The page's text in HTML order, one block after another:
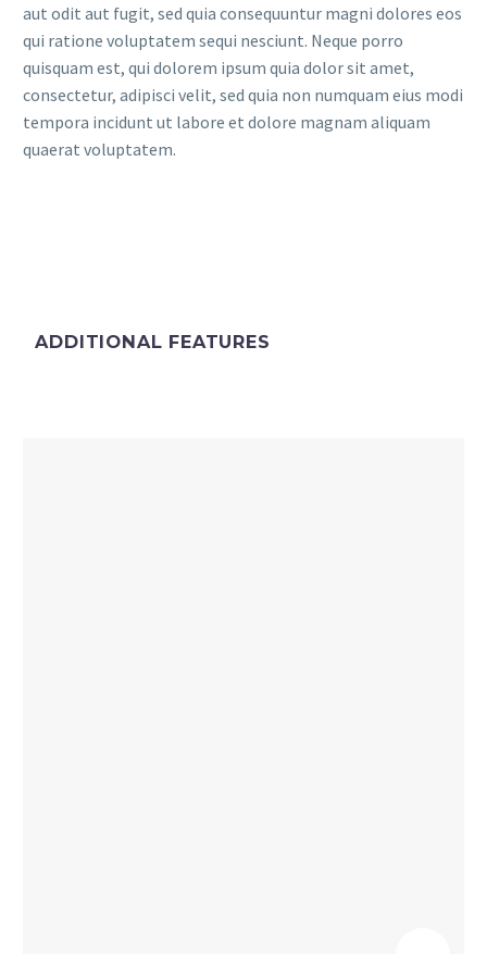
aut odit aut fugit, sed quia consequuntur magni dolores eos
qui ratione voluptatem sequi nesciunt. Neque porro
quisquam est, qui dolorem ipsum quia dolor sit amet,
consectetur, adipisci velit, sed quia non numquam eius modi
tempora incidunt ut labore et dolore magnam aliquam
quaerat voluptatem.
ADDITIONAL FEATURES